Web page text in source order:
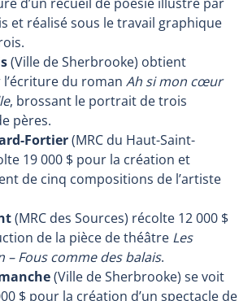
d’un recueil de poésie illustré par
et réalisé sous le travail graphique
(Ville de Sherbrooke) obtient
l’écriture du roman Ah si mon cœur
, brossant le portrait de trois
pères.
Fortier(MRC du Haut-Saint-
19 000 $ pour la création et
de cinq compositions de l’artiste
(MRC des Sources) récolte 12 000 $
de la pièce de théâtre Les
– Fous comme des balais.
(Ville de Sherbrooke) se voit
$ pour la création d’un spectacle de